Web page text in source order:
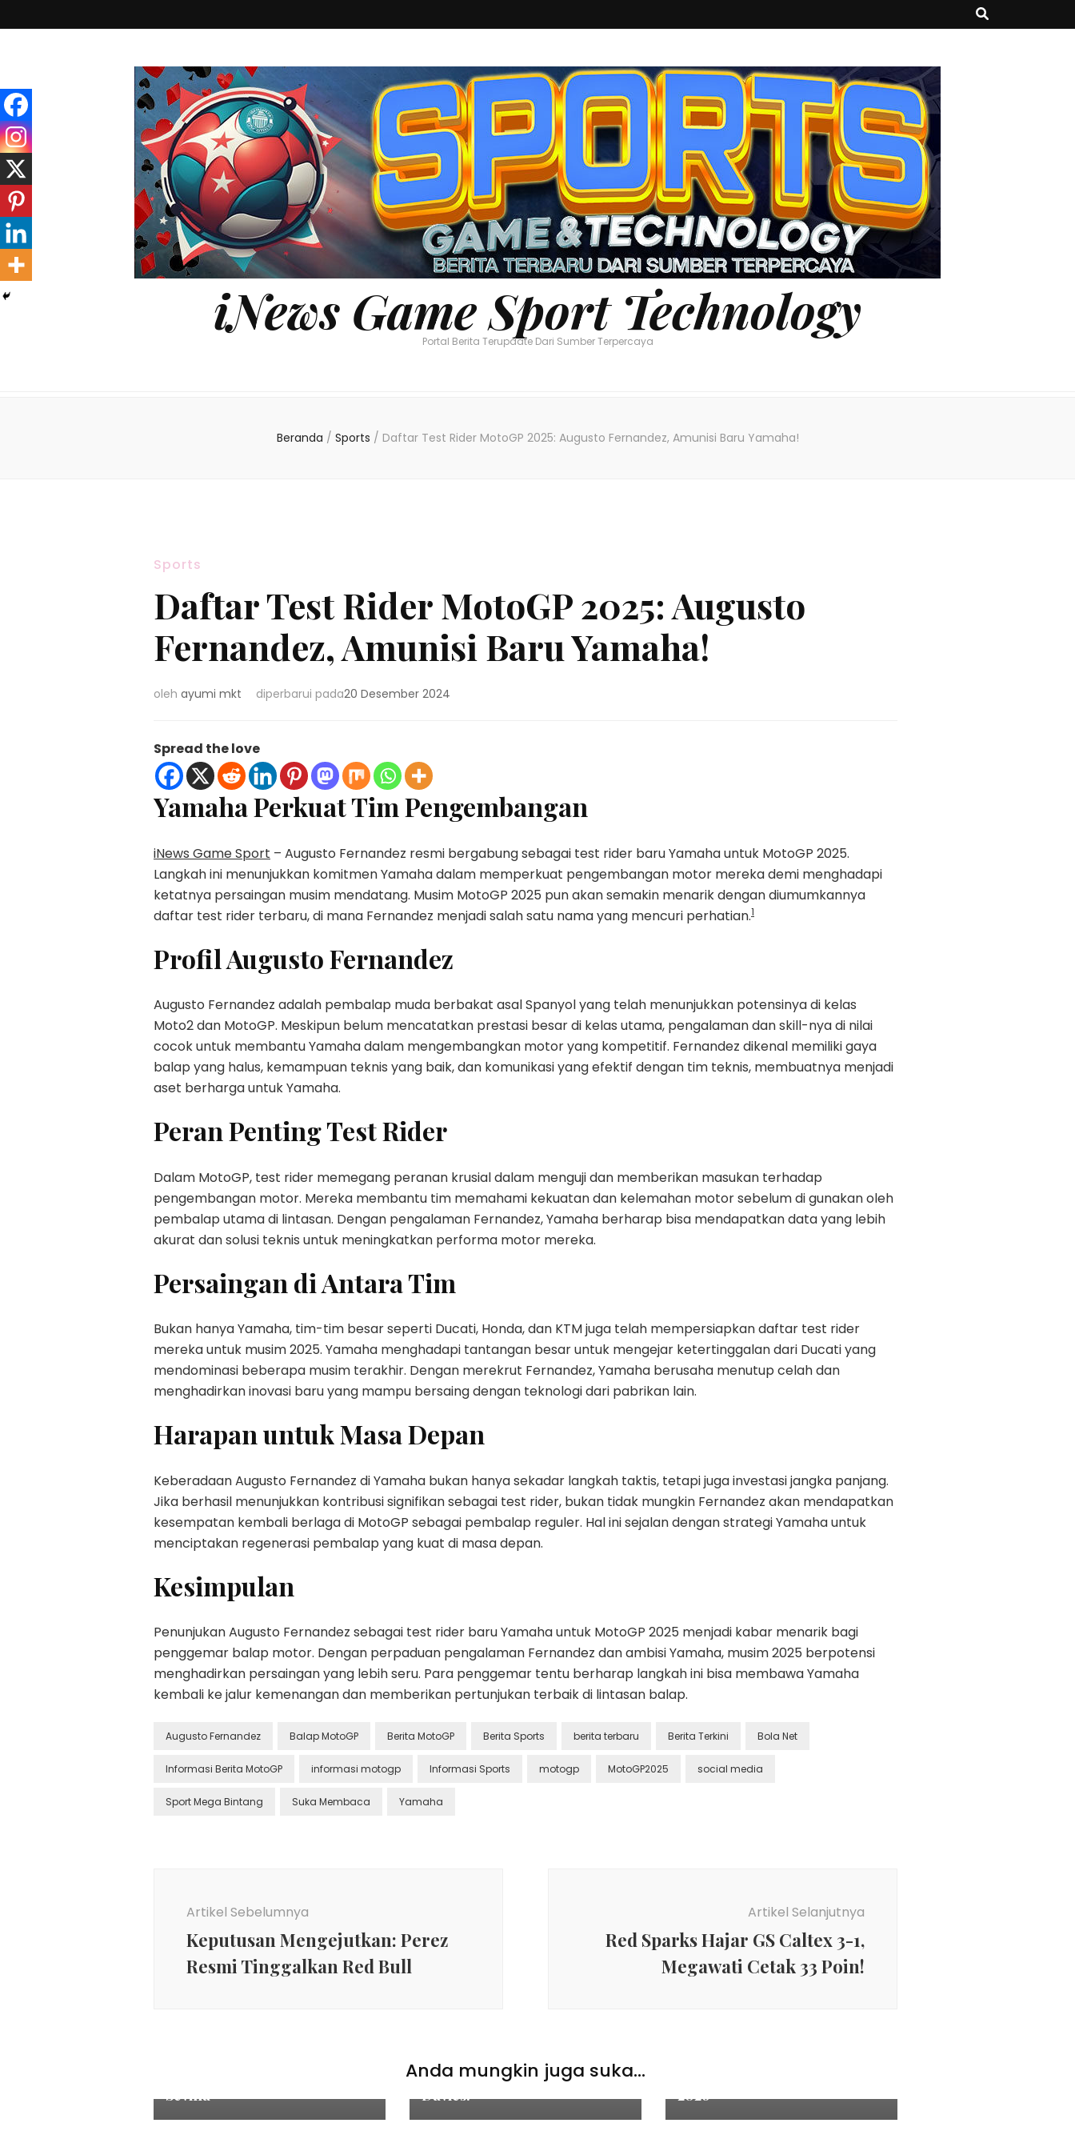
iNews Game Sport Technology
Portal Berita Terupdate Dari Sumber Terpercaya
Beranda / Sports / Daftar Test Rider MotoGP 2025: Augusto Fernandez, Amunisi Baru Yamaha!
Sports
Daftar Test Rider MotoGP 2025: Augusto
Fernandez, Amunisi Baru Yamaha!
oleh ayumi mkt diperbarui pada20 Desember 2024
Spread the love
Yamaha Perkuat Tim Pengembangan
iNews Game Sport – Augusto Fernandez resmi bergabung sebagai test rider baru Yamaha untuk MotoGP 2025.
Langkah ini menunjukkan komitmen Yamaha dalam memperkuat pengembangan motor mereka demi menghadapi
ketatnya persaingan musim mendatang. Musim MotoGP 2025 pun akan semakin menarik dengan diumumkannya
daftar test rider terbaru, di mana Fernandez menjadi salah satu nama yang mencuri perhatian.1
Profil Augusto Fernandez
Augusto Fernandez adalah pembalap muda berbakat asal Spanyol yang telah menunjukkan potensinya di kelas
Moto2 dan MotoGP. Meskipun belum mencatatkan prestasi besar di kelas utama, pengalaman dan skill-nya di nilai
cocok untuk membantu Yamaha dalam mengembangkan motor yang kompetitif. Fernandez dikenal memiliki gaya
balap yang halus, kemampuan teknis yang baik, dan komunikasi yang efektif dengan tim teknis, membuatnya menjadi
aset berharga untuk Yamaha.
Peran Penting Test Rider
Dalam MotoGP, test rider memegang peranan krusial dalam menguji dan memberikan masukan terhadap
pengembangan motor. Mereka membantu tim memahami kekuatan dan kelemahan motor sebelum di gunakan oleh
pembalap utama di lintasan. Dengan pengalaman Fernandez, Yamaha berharap bisa mendapatkan data yang lebih
akurat dan solusi teknis untuk meningkatkan performa motor mereka.
Persaingan di Antara Tim
Bukan hanya Yamaha, tim-tim besar seperti Ducati, Honda, dan KTM juga telah mempersiapkan daftar test rider
mereka untuk musim 2025. Yamaha menghadapi tantangan besar untuk mengejar ketertinggalan dari Ducati yang
mendominasi beberapa musim terakhir. Dengan merekrut Fernandez, Yamaha berusaha menutup celah dan
menghadirkan inovasi baru yang mampu bersaing dengan teknologi dari pabrikan lain.
Harapan untuk Masa Depan
Keberadaan Augusto Fernandez di Yamaha bukan hanya sekadar langkah taktis, tetapi juga investasi jangka panjang.
Jika berhasil menunjukkan kontribusi signifikan sebagai test rider, bukan tidak mungkin Fernandez akan mendapatkan
kesempatan kembali berlaga di MotoGP sebagai pembalap reguler. Hal ini sejalan dengan strategi Yamaha untuk
menciptakan regenerasi pembalap yang kuat di masa depan.
Kesimpulan
Penunjukan Augusto Fernandez sebagai test rider baru Yamaha untuk MotoGP 2025 menjadi kabar menarik bagi
penggemar balap motor. Dengan perpaduan pengalaman Fernandez dan ambisi Yamaha, musim 2025 berpotensi
menghadirkan persaingan yang lebih seru. Para penggemar tentu berharap langkah ini bisa membawa Yamaha
kembali ke jalur kemenangan dan memberikan pertunjukan terbaik di lintasan balap.
Augusto Fernandez Balap MotoGP Berita MotoGP Berita Sports berita terbaru Berita Terkini Bola Net
Informasi Berita MotoGP informasi motogp Informasi Sports motogp MotoGP2025 social media
Sport Mega Bintang Suka Membaca Yamaha
Artikel Sebelumnya
Keputusan Mengejutkan: Perez
Resmi Tinggalkan Red Bull
Artikel Selanjutnya
Red Sparks Hajar GS Caltex 3-1,
Megawati Cetak 33 Poin!
Anda mungkin juga suka...
Sevilla
Uji Rekor Tak Terkalahkan
Davies!
2026